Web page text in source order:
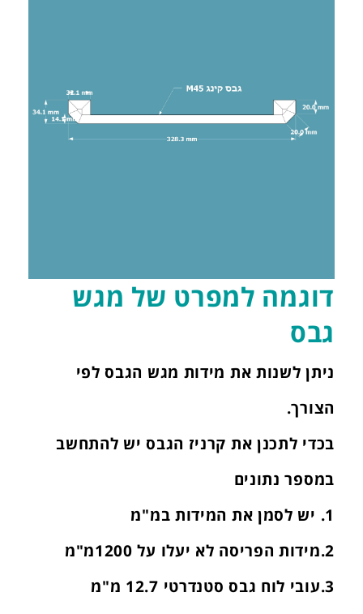
דוגמה למפרט של מגש
גבס
ניתן לשנות את מידות מגש הגבס לפי
הצורך.
בכדי לתכנן את קרניז הגבס יש להתחשב
במספר נתונים
1. יש לסמן את המידות במ"מ
2.מידות הפריסה לא יעלו על 1200מ"מ
3.עובי לוח גבס סטנדרטי 12.7 מ"מ